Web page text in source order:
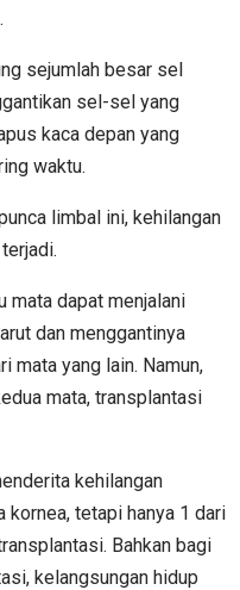
sejumlah besar sel
sel-sel yang
kaca depan yang
waktu.
limbal ini, kehilangan
mata dapat menjalani
dan menggantinya
mata yang lain. Namun,
mata, transplantasi
kehilangan
kornea, tetapi hanya 1 dari
Bahkan bagi
kelangsungan hidup